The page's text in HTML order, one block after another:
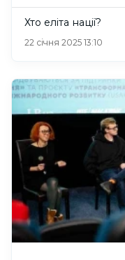
Хто еліта нації?
22 січня 2025 13:10